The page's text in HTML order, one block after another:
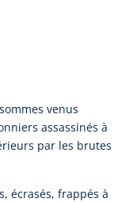
venus
assassinés à
par les brutes
écrasés, frappés à